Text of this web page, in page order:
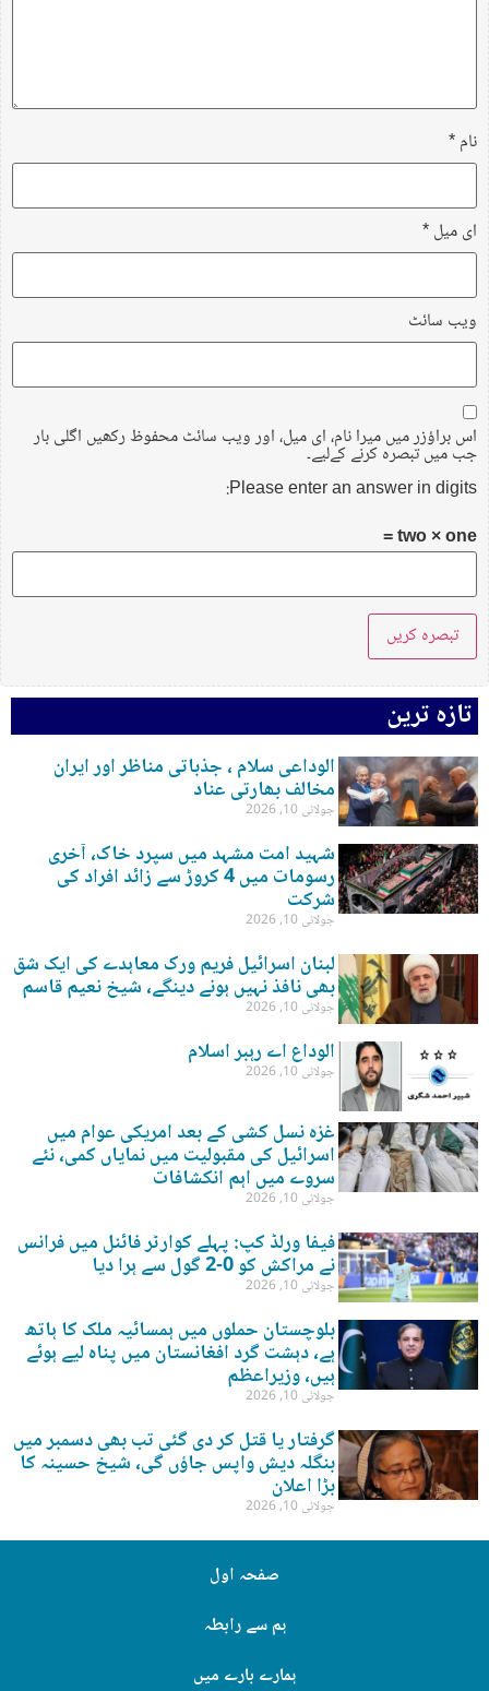
نام*
ای میل*
ویب‌ سائٹ
اس براؤزر میں میرا نام، ای میل، اور ویب سائٹ محفوظ رکھیں اگلی بار
جب میں تبصرہ کرنے کےلیے۔
Please enter an answer in digits:
two × one =
تازہ ترین
الوداعی سلام ، جذباتی مناظر اور ایران
مخالف بھارتی عناد
جولائی 10, 2026
شہید امت مشہد میں سپرد خاک، آخری
رسومات میں 4 کروڑ سے زائد افراد کی
شرکت
جولائی 10, 2026
لبنان اسرائیل فریم ورک معاہدے کی ایک شق
بھی نافذ نہیں ہونے دینگے، شیخ نعیم قاسم
جولائی 10, 2026
الوداع اے رہبر اسلام
جولائی 10, 2026
غزہ نسل کشی کے بعد امریکی عوام میں
اسرائیل کی مقبولیت میں نمایاں کمی، نئے
سروے میں اہم انکشافات
جولائی 10, 2026
فیفا ورلڈ کپ: پہلے کوارٹر فائنل میں فرانس
نے مراکش کو 0-2 گول سے ہرا دیا
جولائی 10, 2026
بلوچستان حملوں میں ہمسائیہ ملک کا ہاتھ
ہے، دہشت گرد افغانستان میں پناہ لیے ہوئے
ہیں، وزیراعظم
جولائی 10, 2026
گرفتار یا قتل کر دی گئی تب بھی دسمبر میں
بنگلہ دیش واپس جاؤں گی، شیخ حسینہ کا
بڑا اعلان
جولائی 10, 2026
صفحہ اول
ہم سے رابطہ
ہمارے بارے میں